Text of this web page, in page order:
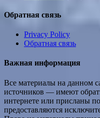
Обратная связь
Privacy Policy
Обратная связь
Важная информация
Все материалы на данном
источников — имеют
интернете или присланы
предоставляются